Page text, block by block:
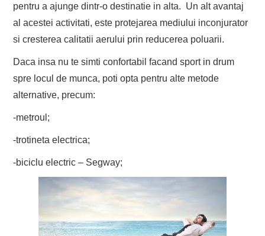
pentru a ajunge dintr-o destinatie in alta. Un alt avantaj
al acestei activitati, este protejarea mediului inconjurator
si cresterea calitatii aerului prin reducerea poluarii.
Daca insa nu te simti confortabil facand sport in drum
spre locul de munca, poti opta pentru alte metode
alternative, precum:
-metroul;
-trotineta electrica;
-biciclu electric – Segway;